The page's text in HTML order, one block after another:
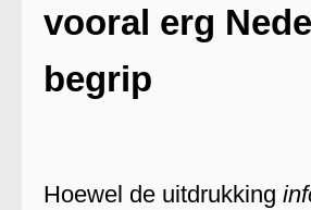
vooral erg
begrip
Hoewel de uitdrukking